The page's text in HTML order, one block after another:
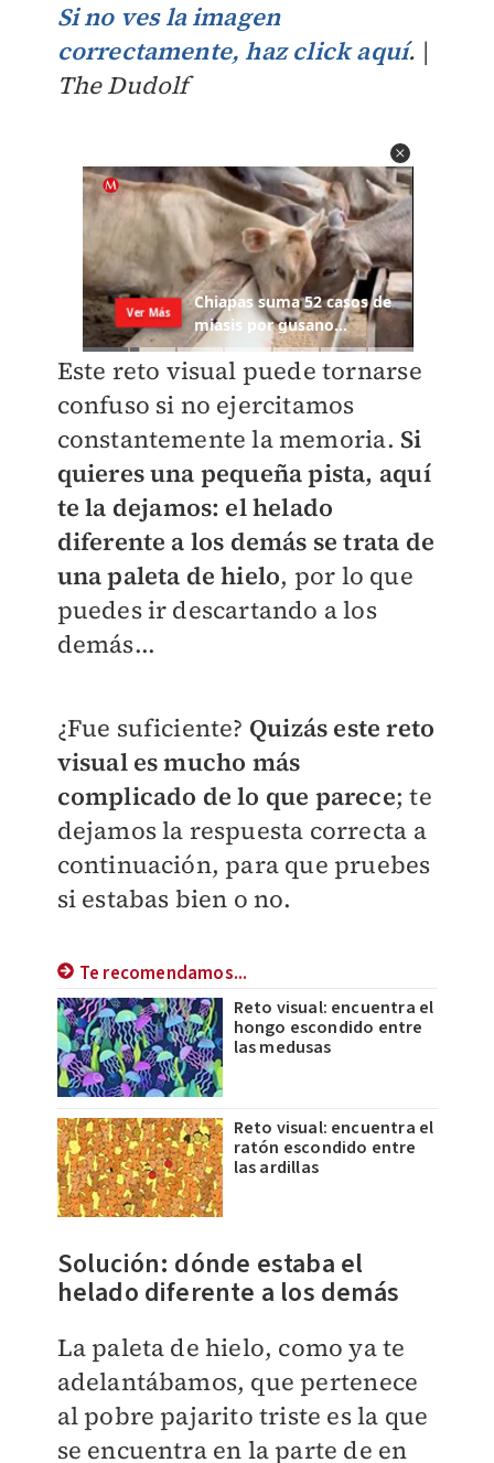
Si no ves la imagen
correctamente, haz click aquí. |
The Dudolf
Este reto visual puede tornarse
confuso si no ejercitamos
constantemente la memoria. Si
quieres una pequeña pista, aquí
te la dejamos: el helado
diferente a los demás se trata de
una paleta de hielo, por lo que
puedes ir descartando a los
demás...
¿Fue suficiente? Quizás este reto
visual es mucho más
complicado de lo que parece; te
dejamos la respuesta correcta a
continuación, para que pruebes
si estabas bien o no.
Te recomendamos...
Reto visual: encuentra el
hongo escondido entre
las medusas
Reto visual: encuentra el
ratón escondido entre
las ardillas
Solución: dónde estaba el
helado diferente a los demás
La paleta de hielo, como ya te
adelantábamos, que pertenece
al pobre pajarito triste es la que
se encuentra en la parte de en